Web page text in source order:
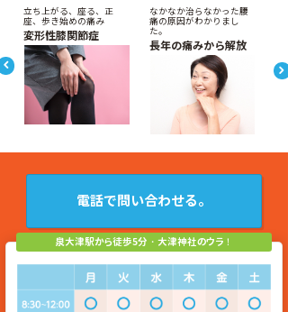
立ち上がる、座る、正
座、歩き始めの痛み
変形性膝関節症
なかなか治らなかった腰
痛の原因がわかりまし
た。
長年の痛みから解放
電話で問い合わせる。